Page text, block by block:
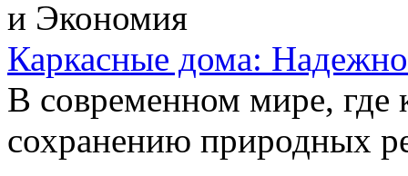
Каркасные дома:
В современном мире,
сохранению природных